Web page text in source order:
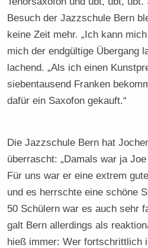
Besuch der Jazzschule Bern
keine Zeit mehr. „Ich kann
mich der endgültige Übergang
lachend. „Als ich einen
siebentausend Franken
dafür ein Saxofon gekauft.“
Die Jazzschule Bern hat
überrascht: „Damals war ja
Für uns war er eine extrem
und es herrschte eine schöne
50 Schülern war es auch sehr
galt Bern allerdings als
hieß immer: Wer fortschrittlich